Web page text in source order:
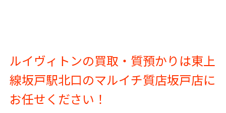
ルイヴィトンの買取・質預かりは東上
線坂戸駅北口のマルイチ質店坂戸店に
お任せください！